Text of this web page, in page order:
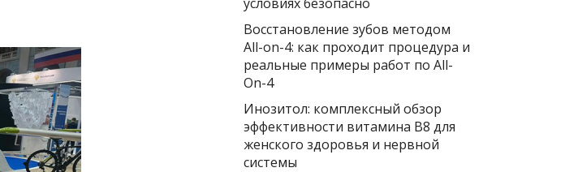
Восстановление зубов методом
All-on-4: как проходит процедура и
реальные примеры работ по All-
On-4
Инозитол: комплексный обзор
эффективности витамина B8 для
женского здоровья и нервной
системы